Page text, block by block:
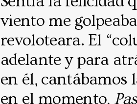
viento me
revoloteara. El
adelante y para
en él, cantábamos
en el momento,